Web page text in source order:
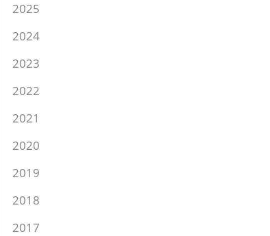
2025
2024
2023
2022
2021
2020
2019
2018
2017